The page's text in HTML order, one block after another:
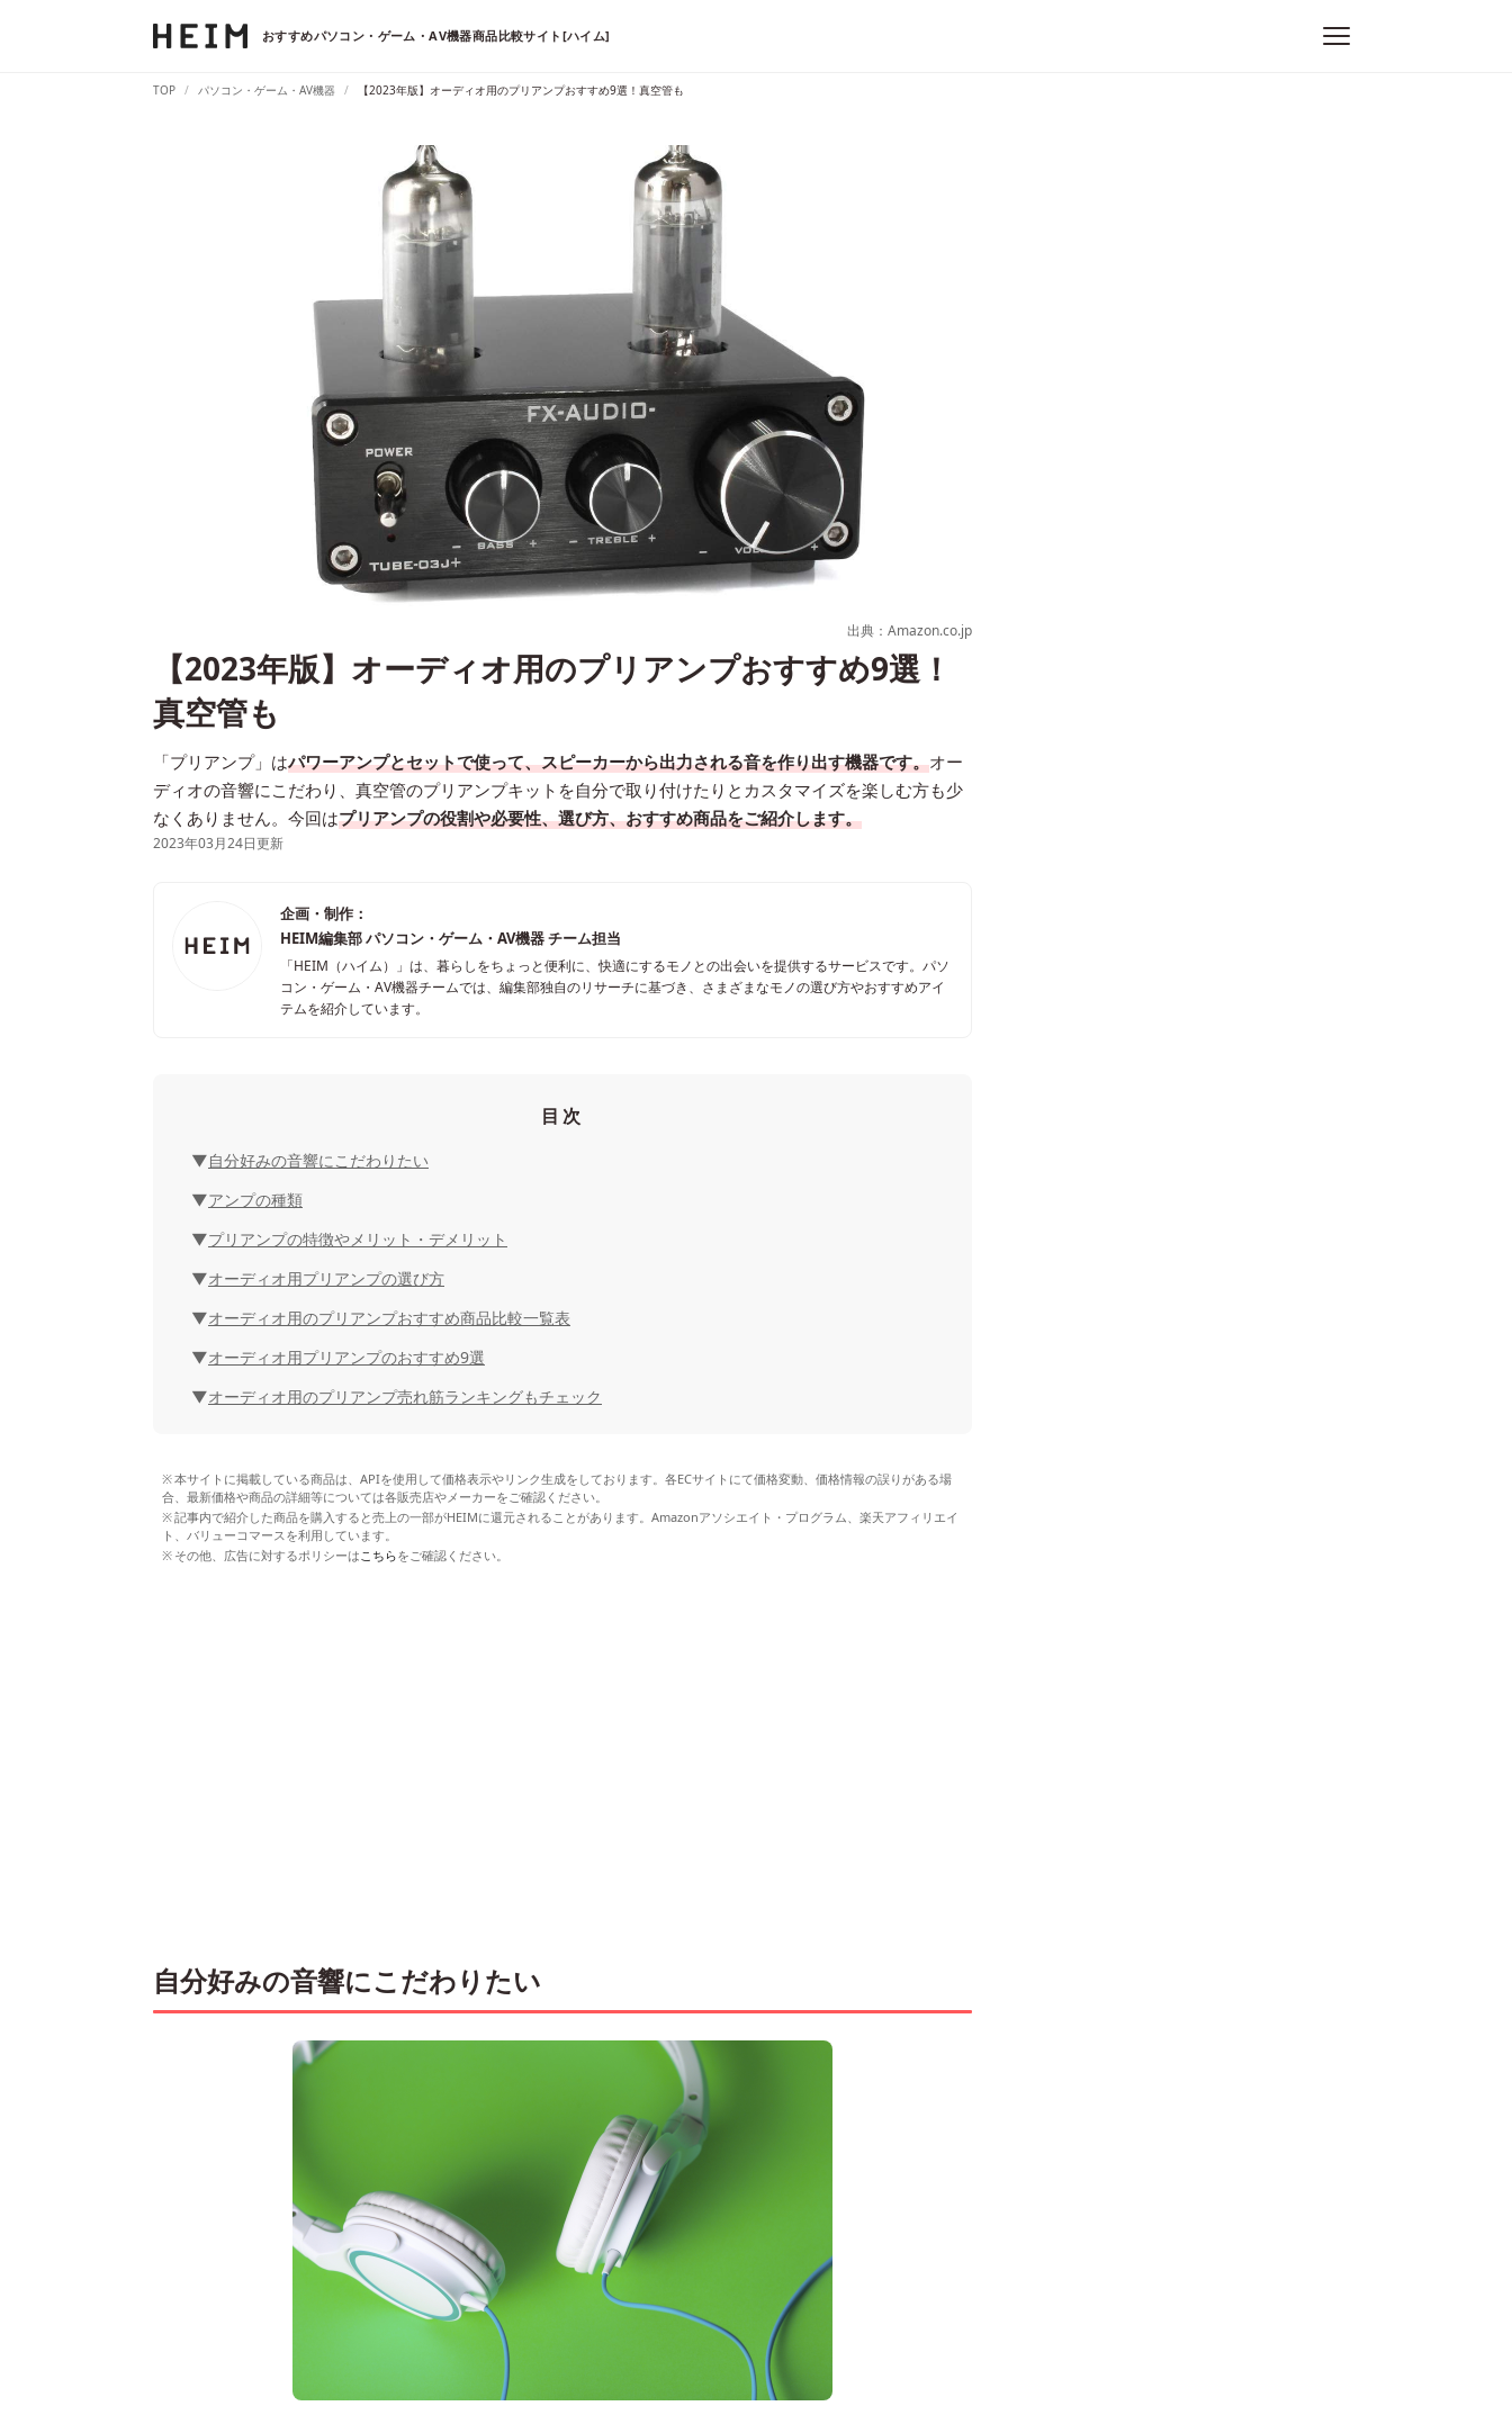
おすすめパソコン・ゲーム・AV機器商品比較サイト[ハイム]
TOP パソコン・ゲーム・AV機器 【2023年版】オーディオ用のプリアンプおすすめ9選！真空管も
出典：Amazon.co.jp
【2023年版】オーディオ用のプリアンプおすすめ9選！
真空管も
「プリアンプ」はパワーアンプとセットで使って、スピーカーから出力される音を作り出す機器です。オー
ディオの音響にこだわり、真空管のプリアンプキットを自分で取り付けたりとカスタマイズを楽しむ方も少
なくありません。今回はプリアンプの役割や必要性、選び方、おすすめ商品をご紹介します。
2023年03月24日更新
企画・制作：
HEIM編集部 パソコン・ゲーム・AV機器 チーム担当
「HEIM（ハイム）」は、暮らしをちょっと便利に、快適にするモノとの出会いを提供するサービスです。パソ
コン・ゲーム・AV機器チームでは、編集部独自のリサーチに基づき、さまざまなモノの選び方やおすすめアイ
テムを紹介しています。
目次
自分好みの音響にこだわりたい
アンプの種類
プリアンプの特徴やメリット・デメリット
オーディオ用プリアンプの選び方
オーディオ用のプリアンプおすすめ商品比較一覧表
オーディオ用プリアンプのおすすめ9選
オーディオ用のプリアンプ売れ筋ランキングもチェック
本サイトに掲載している商品は、APIを使用して価格表示やリンク生成をしております。各ECサイトにて価格変動、価格情報の誤りがある場
合、最新価格や商品の詳細等については各販売店やメーカーをご確認ください。
記事内で紹介した商品を購入すると売上の一部がHEIMに還元されることがあります。Amazonアソシエイト・プログラム、楽天アフィリエイ
ト、バリューコマースを利用しています。
その他、広告に対するポリシーは こちらをご確認ください。
自分好みの音響にこだわりたい